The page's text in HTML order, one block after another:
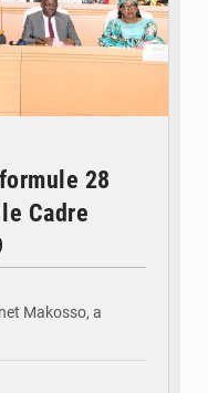
28
Cadre
Makosso, a